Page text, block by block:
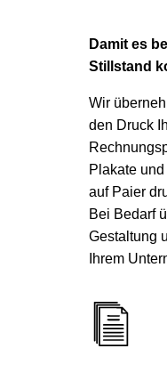
Damit es
Stillstand
Wir
den Druck
Plakate
auf Paier
Bei Bedarf
Gestaltung
Ihrem